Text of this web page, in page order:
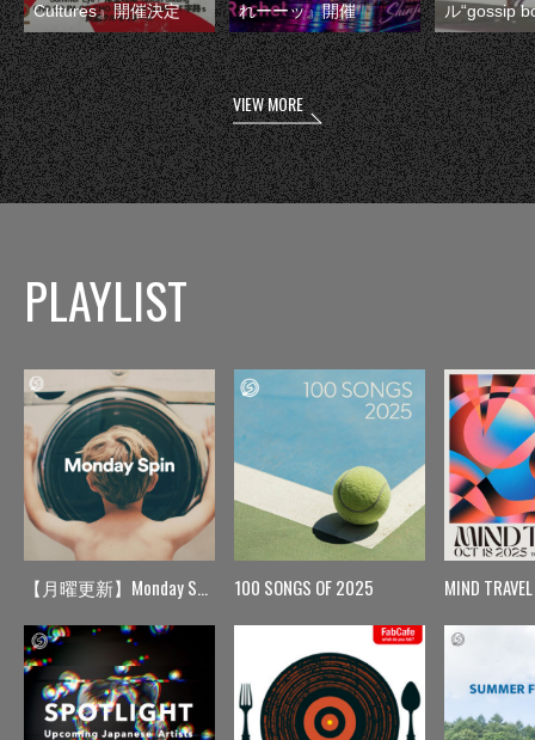
Cultures』開催決定
れーーッ』開催
ル“gossip
VIEW MORE
PLAYLIST
【月曜更新】Monday Spin 100 SONGS OF 2025 MIND TRAVEL